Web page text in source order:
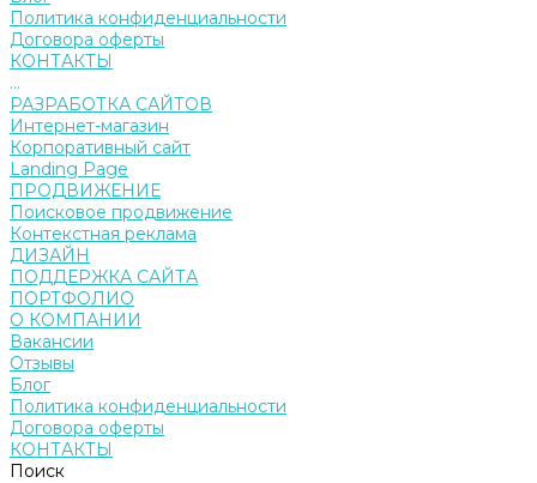
Политика конфиденциальности
Договора оферты
КОНТАКТЫ
...
РАЗРАБОТКА САЙТОВ
Интернет-магазин
Корпоративный сайт
Landing Page
ПРОДВИЖЕНИЕ
Поисковое продвижение
Контекстная реклама
ДИЗАЙН
ПОДДЕРЖКА САЙТА
ПОРТФОЛИО
О КОМПАНИИ
Вакансии
Отзывы
Блог
Политика конфиденциальности
Договора оферты
КОНТАКТЫ
Поиск